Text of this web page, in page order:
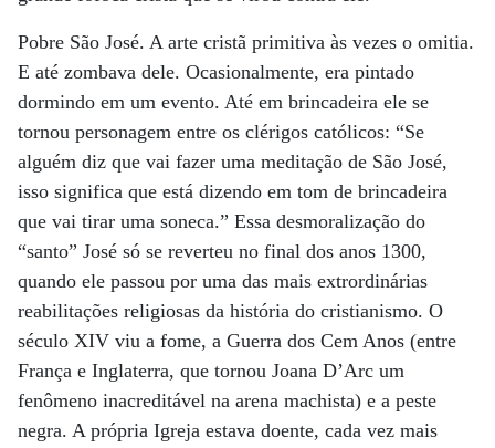
Pobre São José. A arte cristã primitiva às vezes o omitia.
E até zombava dele. Ocasionalmente, era pintado
dormindo em um evento. Até em brincadeira ele se
tornou personagem entre os clérigos católicos: “Se
alguém diz que vai fazer uma meditação de São José,
isso significa que está dizendo em tom de brincadeira
que vai tirar uma soneca.” Essa desmoralização do
“santo” José só se reverteu no final dos anos 1300,
quando ele passou por uma das mais extrordinárias
reabilitações religiosas da história do cristianismo. O
século XIV viu a fome, a Guerra dos Cem Anos (entre
França e Inglaterra, que tornou Joana D’Arc um
fenômeno inacreditável na arena machista) e a peste
negra. A própria Igreja estava doente, cada vez mais